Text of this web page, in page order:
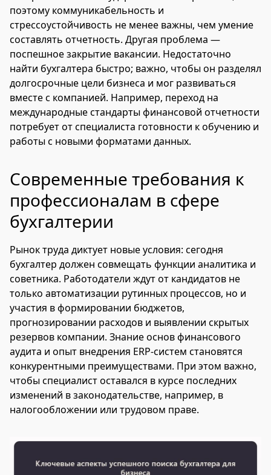
поэтому коммуникабельность и
стрессоустойчивость не менее важны, чем умение
составлять отчетность. Другая проблема —
поспешное закрытие вакансии. Недостаточно
найти бухгалтера быстро; важно, чтобы он разделял
долгосрочные цели бизнеса и мог развиваться
вместе с компанией. Например, переход на
международные стандарты финансовой отчетности
потребует от специалиста готовности к обучению и
работы с новыми форматами данных.
Современные требования к
профессионалам в сфере
бухгалтерии
Рынок труда диктует новые условия: сегодня
бухгалтер должен совмещать функции аналитика и
советника. Работодатели ждут от кандидатов не
только автоматизации рутинных процессов, но и
участия в формировании бюджетов,
прогнозировании расходов и выявлении скрытых
резервов компании. Знание основ финансового
аудита и опыт внедрения ERP-систем становятся
конкурентными преимуществами. При этом важно,
чтобы специалист оставался в курсе последних
изменений в законодательстве, например, в
налогообложении или трудовом праве.